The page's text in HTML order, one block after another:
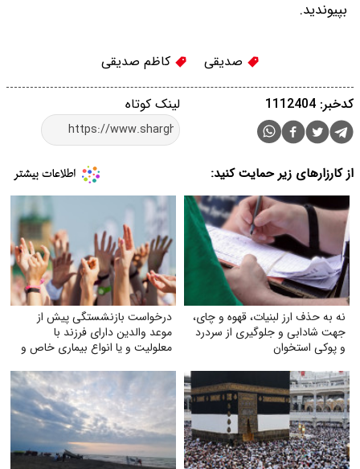
بپیوندید.
صدیقی کاظم صدیقی
لینک کوتاه کدخبر: 1112404
از کارزارهای زیر حمایت کنید:
نه به حذف ارز لبنیات، قهوه و چای،
جهت شادابی و جلوگیری از سردرد
و پوکی استخوان
درخواست بازنشستگی پیش از
موعد والدین دارای فرزند با
معلولیت و یا انواع بیماری خاص و
ضایعه نخاعی